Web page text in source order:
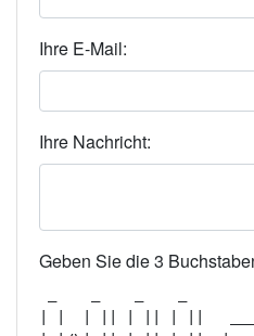
Ihre E-Mail:
Ihre Nachricht:
Geben Sie die 3